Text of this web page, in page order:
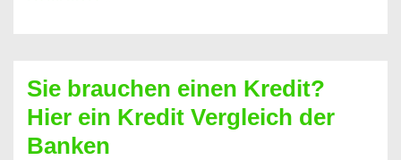
Summe
Geld?
Hier
Sie brauchen einen Kredit?
Hier ein Kredit Vergleich der
Banken